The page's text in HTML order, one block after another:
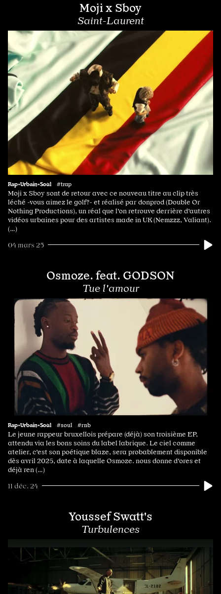
Moji x Sboy
Saint-Laurent
Rap•Urbain•Soul #trap
Moji x Sboy sont de retour avec ce nouveau titre au clip très
léché -vous aimez le golf?- et réalisé par donprod (Double Or
Nothing Productions), un réal que l'on retrouve derrière d'autres
vidéos urbaines pour des artistes made in UK (Nemzzz, Valiant).
(…)
04 mars 25
Osmoze. feat. GODSON
Tue l'amour
Rap•Urbain•Soul #soul #rnb
Le jeune rappeur bruxellois prépare (déjà) son troisième EP,
attendu via les bons soins du label labrique. Le ciel comme
atelier, c'est son poétique blaze, sera probablement disponible
dès avril 2025, date à laquelle Osmoze. nous donne d'ores et
déjà ren (…)
11 déc. 24
Youssef Swatt's
Turbulences